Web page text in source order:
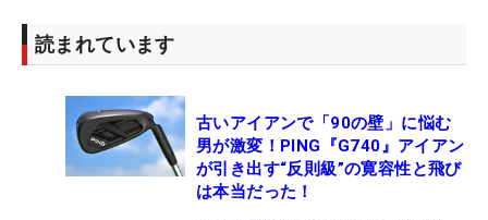
読まれています
古いアイアンで「90の壁」に悩む
男が激変！PING『G740』アイアン
が引き出す“反則級”の寛容性と飛び
は本当だった！